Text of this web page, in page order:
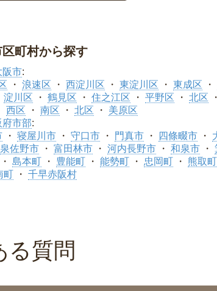
町村から探す
阪市:
浪速区 西淀川区 東淀川区 東成区
淀川区 鶴見区 住之江区 平野区 北区
西区 南区 北区
美原区
府市部:
寝屋川市 守口市 門真市 四條畷市
泉佐野市 富田林市 河内長野市 和泉市
島本町 豊能町 能勢町 忠岡町 熊取町
町 千早赤阪村
る質問